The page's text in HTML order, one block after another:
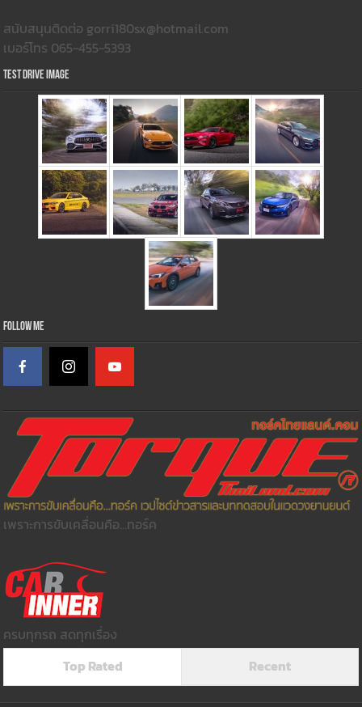
สนับสนุนติดต่อ gorri180sx@hotmail.com
เบอร์โทร 065-455-5393
Test Drive Image
Follow Me
เพราะการขับเคลื่อนคือ...ทอร์ค
ครบทุกรถ สดทุกเรื่อง
Top Rated
Recent